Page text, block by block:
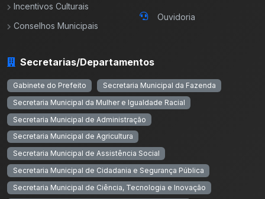
Incentivos Culturais
Conselhos Municipais
Ouvidoria
Secretarias/Departamentos
Gabinete do Prefeito
Secretaria Municipal da Fazenda
Secretaria Municipal da Mulher e Igualdade Racial
Secretaria Municipal de Administração
Secretaria Municipal de Agricultura
Secretaria Municipal de Assistência Social
Secretaria Municipal de Cidadania e Segurança Pública
Secretaria Municipal de Ciência, Tecnologia e Inovação